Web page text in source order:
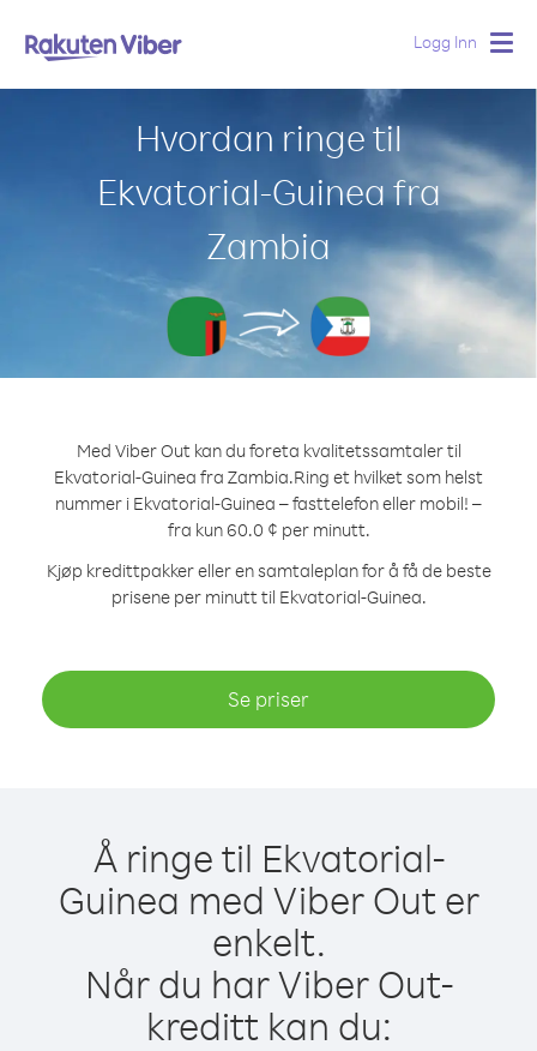
Logg Inn
Hvordan ringe til
Ekvatorial-Guinea fra
Zambia
Med Viber Out kan du foreta kvalitetssamtaler til
Ekvatorial-Guinea fra Zambia.Ring et hvilket som helst
nummer i Ekvatorial-Guinea – fasttelefon eller mobil! –
fra kun 60.0 ¢ per minutt.
Kjøp kredittpakker eller en samtaleplan for å få de beste
prisene per minutt til Ekvatorial-Guinea.
Se priser
Å ringe til Ekvatorial-
Guinea med Viber Out er
enkelt.
Når du har Viber Out-
kreditt kan du: